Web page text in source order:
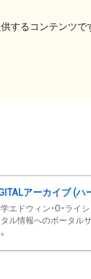
するコンテンツで
アーカイブ (
エドウィン・O・ライ
ル情報へのポータル